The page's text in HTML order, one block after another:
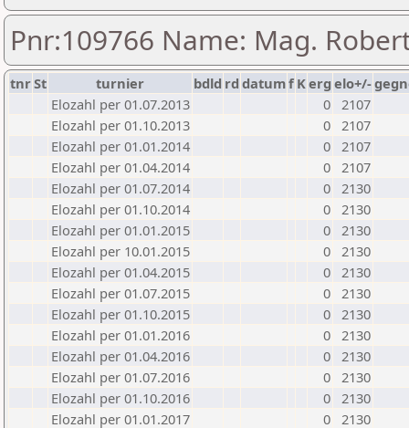
Pnr:109766 Name: Mag.
tnrSt turnier bdld rd datumf Kerg elo+/-
Elozahl per 01.07.2013
0 2107
Elozahl per 01.10.2013
0 2107
Elozahl per 01.01.2014
0 2107
Elozahl per 01.04.2014
0 2107
Elozahl per 01.07.2014
0 2130
Elozahl per 01.10.2014
0 2130
Elozahl per 01.01.2015
0 2130
Elozahl per 10.01.2015
0 2130
Elozahl per 01.04.2015
0 2130
Elozahl per 01.07.2015
0 2130
Elozahl per 01.10.2015
0 2130
Elozahl per 01.01.2016
0 2130
Elozahl per 01.04.2016
0 2130
Elozahl per 01.07.2016
0 2130
Elozahl per 01.10.2016
0 2130
Elozahl per 01.01.2017
0 2130